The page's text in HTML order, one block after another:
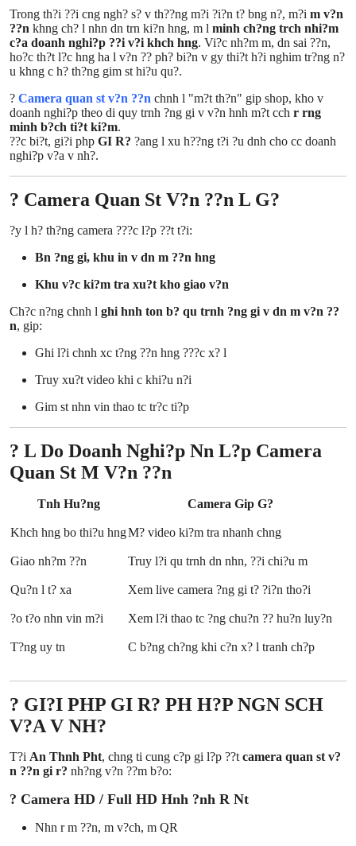
Tech
Real Estate
General
Top 10
How To
Support Number
Trong th?i ??i cng ngh? s? v th??ng m?i ?i?n t? bng n?, m?i m v?n
??n khng ch? l nhn dn trn ki?n hng, m l minh ch?ng trch nhi?m
c?a doanh nghi?p ??i v?i khch hng. Vi?c nh?m m, dn sai ??n,
ho?c th?t l?c hng ha l v?n ?? ph? bi?n v gy thi?t h?i nghim tr?ng n?
u khng c h? th?ng gim st hi?u qu?.
? Camera quan st v?n ??n chnh l "m?t th?n" gip shop, kho v
doanh nghi?p theo di quy trnh ?ng gi v v?n hnh m?t cch r rng
minh b?ch ti?t ki?m.
??c bi?t, gi?i php GI R? ?ang l xu h??ng t?i ?u dnh cho cc doanh
nghi?p v?a v nh?.
? Camera Quan St V?n ??n L G?
?y l h? th?ng camera ???c l?p ??t t?i:
Bn ?ng gi, khu in v dn m ??n hng
Khu v?c ki?m tra xu?t kho giao v?n
Ch?c n?ng chnh l ghi hnh ton b? qu trnh ?ng gi v dn m v?n ??
n, gip:
Ghi l?i chnh xc t?ng ??n hng ???c x? l
Truy xu?t video khi c khi?u n?i
Gim st nhn vin thao tc tr?c ti?p
? L Do Doanh Nghi?p Nn L?p Camera
Quan St M V?n ??n
Tnh Hu?ng Camera Gip G?
Khch hng bo thi?u hngM? video ki?m tra nhanh chng
Giao nh?m ??n Truy l?i qu trnh dn nhn, ??i chi?u m
Qu?n l t? xa Xem live camera ?ng gi t? ?i?n tho?i
?o t?o nhn vin m?i Xem l?i thao tc ?ng chu?n ?? hu?n luy?n
T?ng uy tn C b?ng ch?ng khi c?n x? l tranh ch?p
? GI?I PHP GI R? PH H?P NGN SCH
V?A V NH?
T?i An Thnh Pht, chng ti cung c?p gi l?p ??t camera quan st v?
n ??n gi r? nh?ng v?n ??m b?o:
? Camera HD / Full HD Hnh ?nh R Nt
Nhn r m ??n, m v?ch, m QR